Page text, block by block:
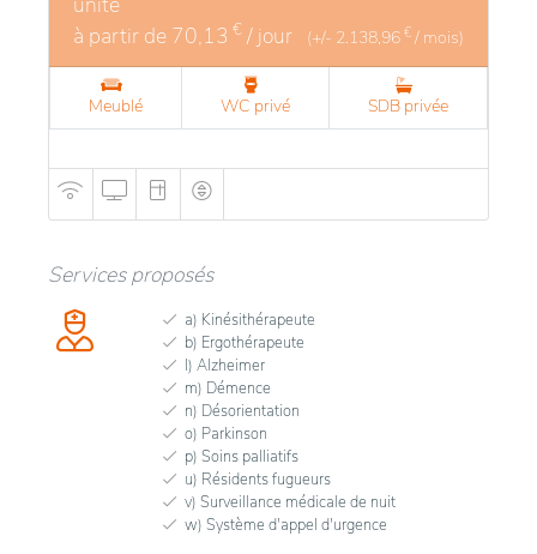
à partir de 70,13 € / jour (+/- 2.138,96 € / mois)
Meublé WC privé SDB privée
Services proposés
a) Kinésithérapeute
b) Ergothérapeute
l) Alzheimer
m) Démence
n) Désorientation
o) Parkinson
p) Soins palliatifs
u) Résidents fugueurs
v) Surveillance médicale de nuit
w) Système d'appel d'urgence